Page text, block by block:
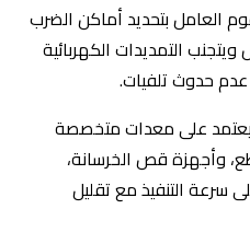
العامل بتحديد أماكن الضرب
التمديدات الكهربائية
عدم حدوث تلفيات.
ويعتمد على معدات متخصصة
وأجهزة قص الخرسانة،
سرعة التنفيذ مع تقليل